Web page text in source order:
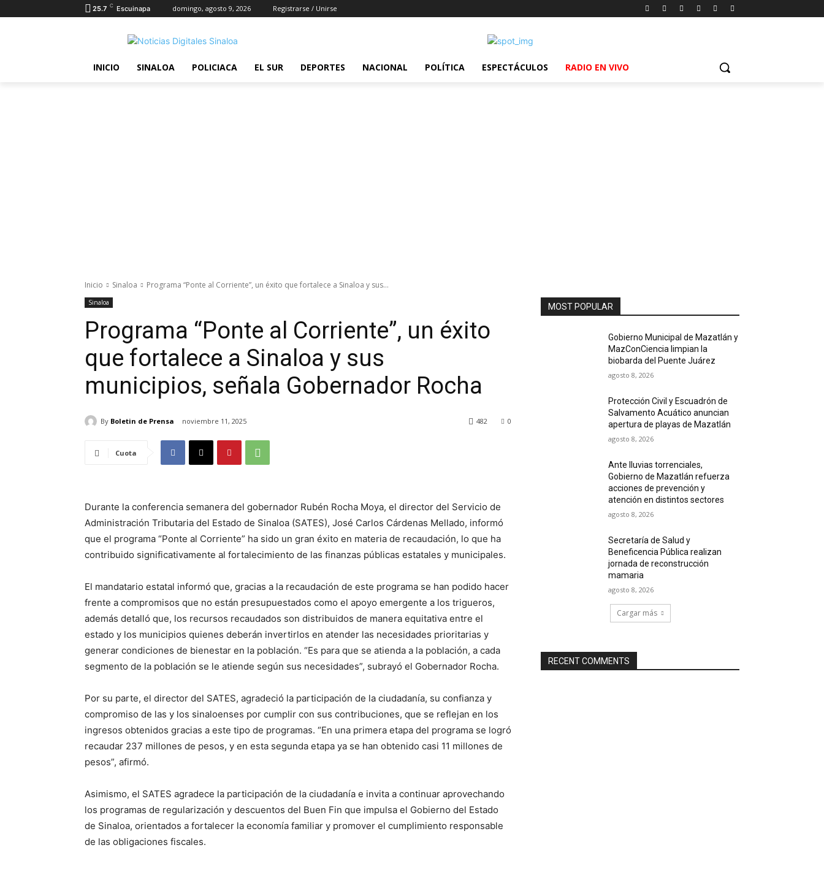
25.7 C Escuinapa domingo, agosto 9, 2026 Registrarse / Unirse
INICIO SINALOA POLICIACA EL SUR DEPORTES NACIONAL POLÍTICA ESPECTÁCULOS RADIO EN VIVO
Inicio Sinaloa Programa “Ponte al Corriente”, un éxito que fortalece a Sinaloa y sus...
Sinaloa
Programa “Ponte al Corriente”, un éxito
que fortalece a Sinaloa y sus
municipios, señala Gobernador Rocha
By Boletin de Prensa noviembre 11, 2025 0
482
Cuota
Durante la conferencia semanera del gobernador Rubén Rocha Moya, el director del Servicio de
Administración Tributaria del Estado de Sinaloa (SATES), José Carlos Cárdenas Mellado, informó
que el programa “Ponte al Corriente” ha sido un gran éxito en materia de recaudación, lo que ha
contribuido significativamente al fortalecimiento de las finanzas públicas estatales y municipales.
El mandatario estatal informó que, gracias a la recaudación de este programa se han podido hacer
frente a compromisos que no están presupuestados como el apoyo emergente a los trigueros,
además detalló que, los recursos recaudados son distribuidos de manera equitativa entre el
estado y los municipios quienes deberán invertirlos en atender las necesidades prioritarias y
generar condiciones de bienestar en la población. “Es para que se atienda a la población, a cada
segmento de la población se le atiende según sus necesidades”, subrayó el Gobernador Rocha.
Por su parte, el director del SATES, agradeció la participación de la ciudadanía, su confianza y
compromiso de las y los sinaloenses por cumplir con sus contribuciones, que se reflejan en los
ingresos obtenidos gracias a este tipo de programas. “En una primera etapa del programa se logró
recaudar 237 millones de pesos, y en esta segunda etapa ya se han obtenido casi 11 millones de
pesos”, afirmó.
Asimismo, el SATES agradece la participación de la ciudadanía e invita a continuar aprovechando
los programas de regularización y descuentos del Buen Fin que impulsa el Gobierno del Estado
de Sinaloa, orientados a fortalecer la economía familiar y promover el cumplimiento responsable
de las obligaciones fiscales.
MOST POPULAR
Gobierno Municipal de Mazatlán y
MazConCiencia limpian la
biobarda del Puente Juárez
agosto 8, 2026
Protección Civil y Escuadrón de
Salvamento Acuático anuncian
apertura de playas de Mazatlán
agosto 8, 2026
Ante lluvias torrenciales,
Gobierno de Mazatlán refuerza
acciones de prevención y
atención en distintos sectores
agosto 8, 2026
Secretaría de Salud y
Beneficencia Pública realizan
jornada de reconstrucción
mamaria
agosto 8, 2026
Cargar más
RECENT COMMENTS